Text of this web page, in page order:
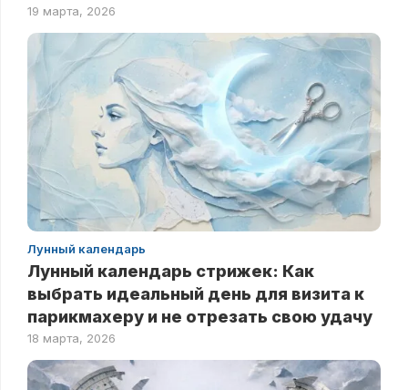
19 марта, 2026
Лунный календарь
Лунный календарь стрижек: Как
выбрать идеальный день для визита к
парикмахеру и не отрезать свою удачу
18 марта, 2026